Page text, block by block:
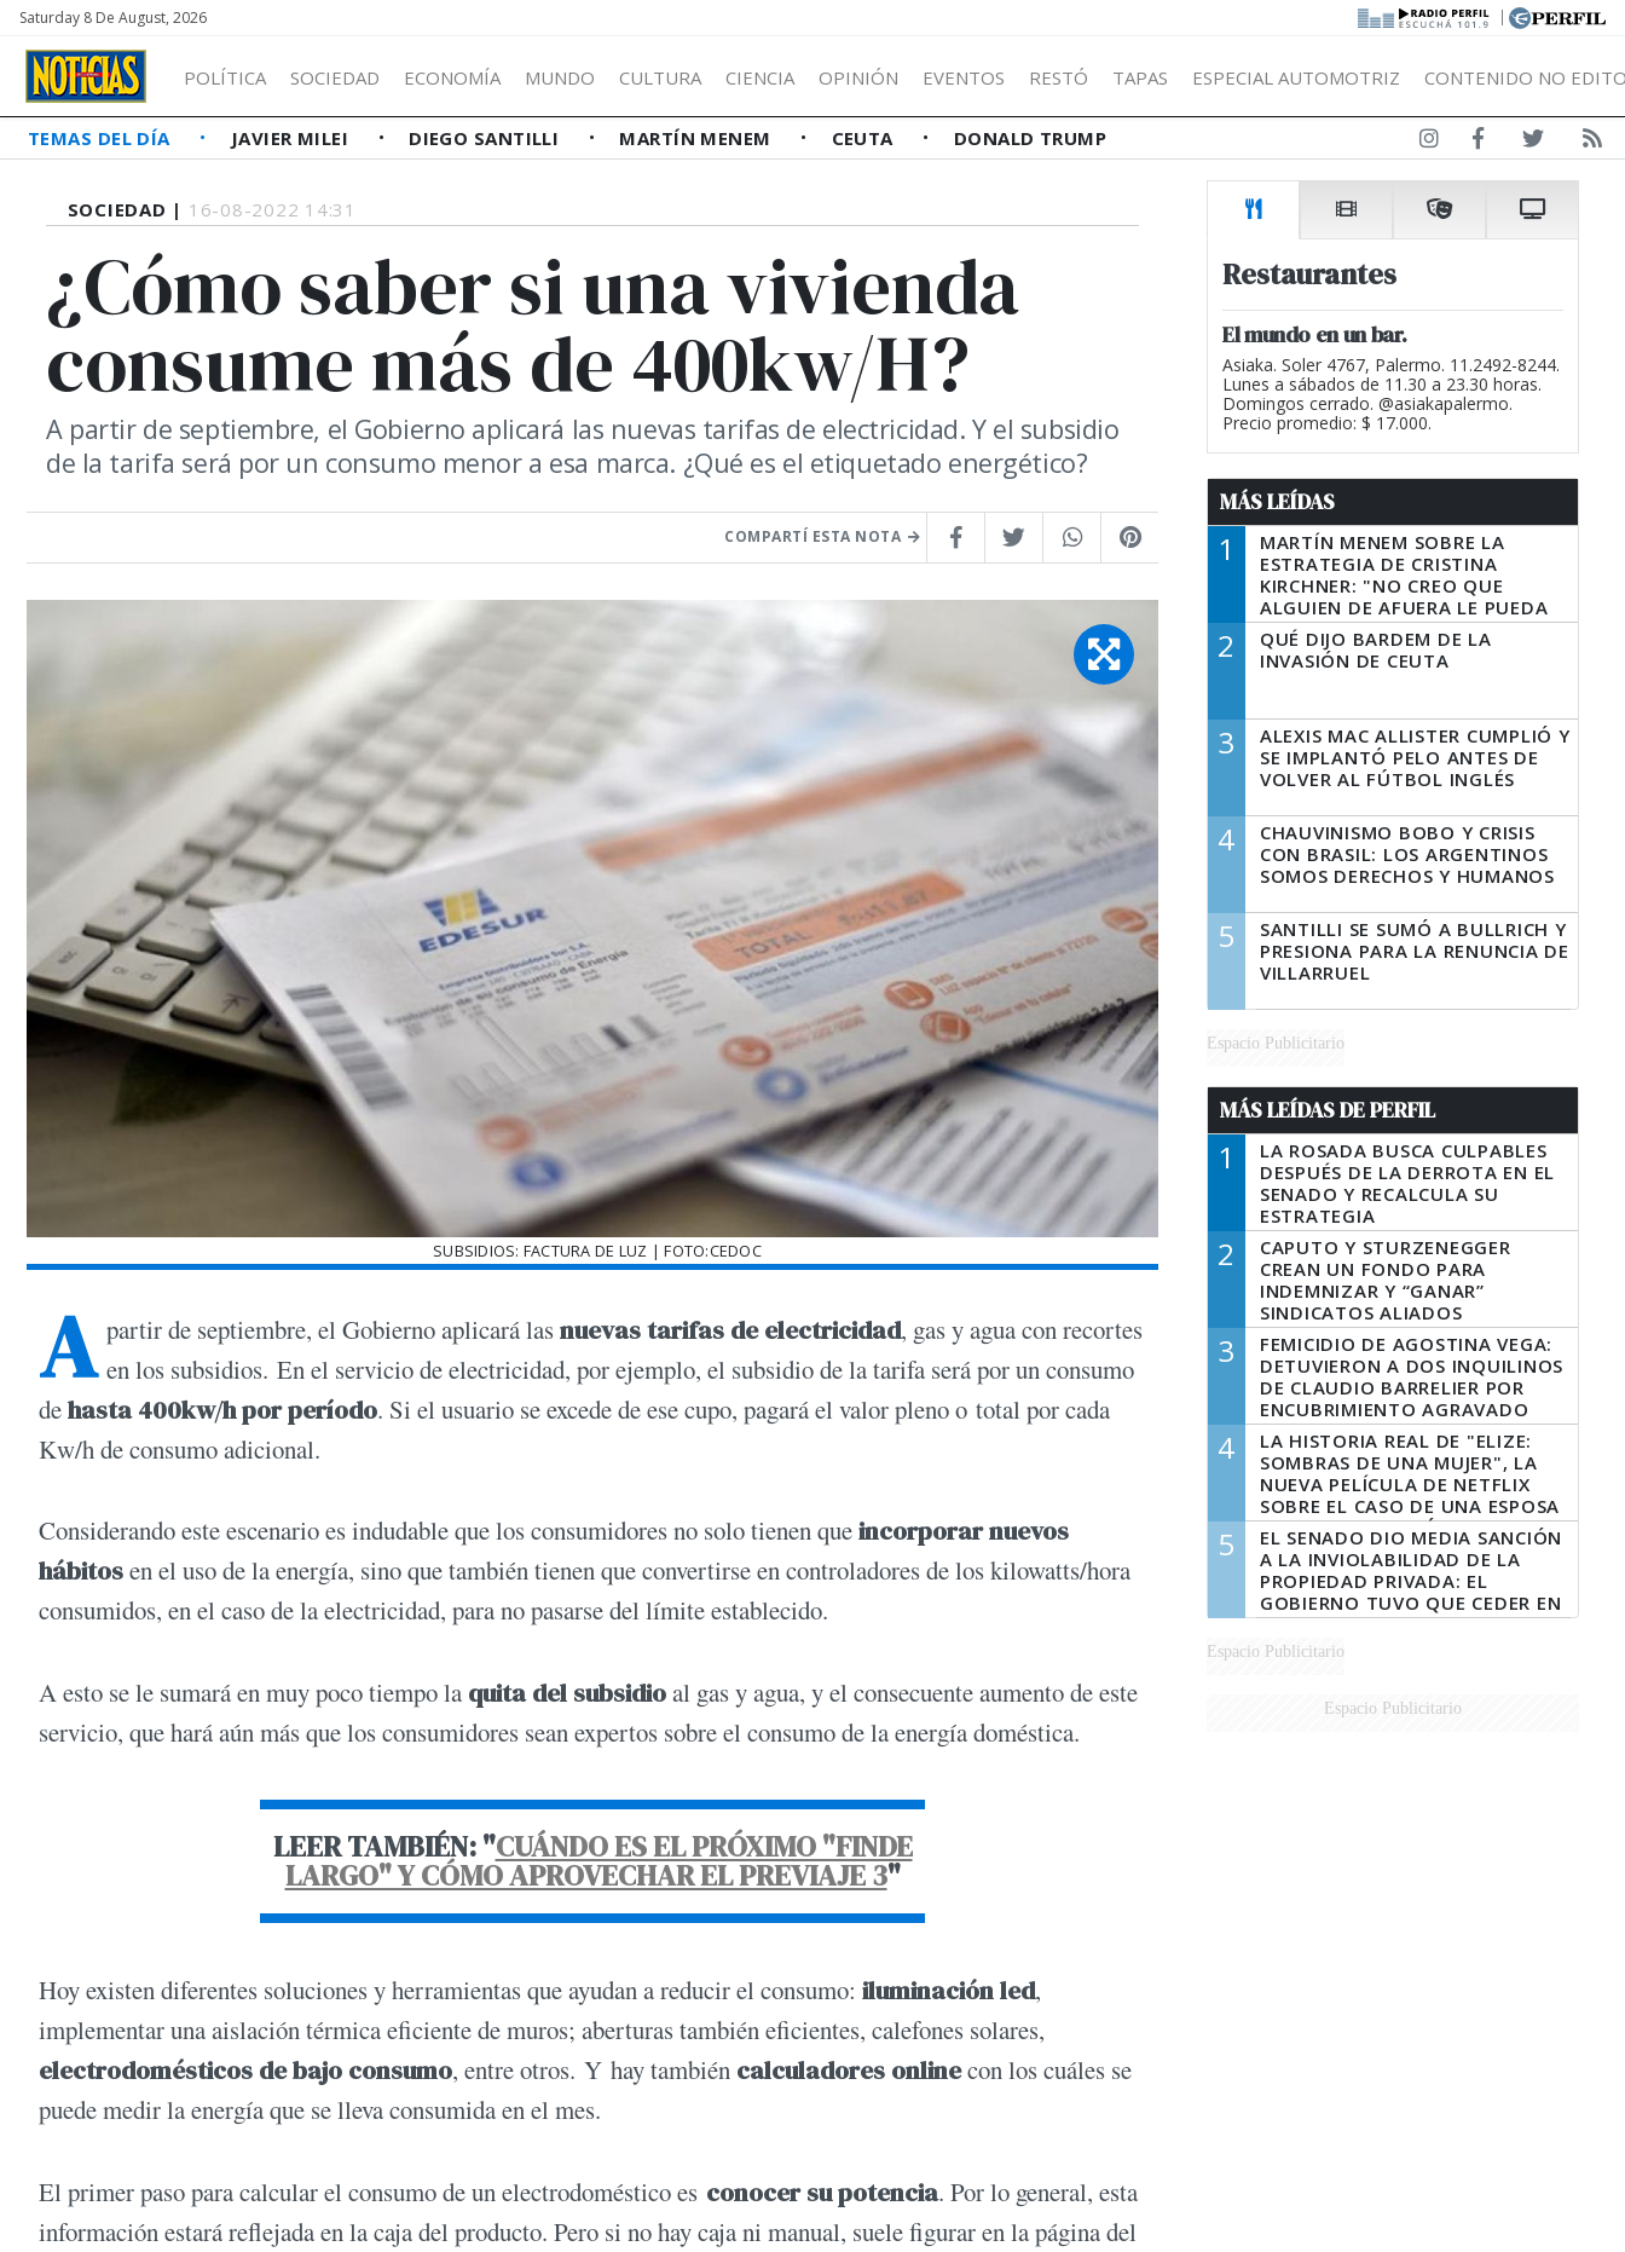
Saturday 8 De August, 2026 |
POLÍTICA SOCIEDAD ECONOMÍA MUNDO CULTURA CIENCIA OPINIÓN EVENTOS RESTÓ TAPAS ESPECIAL AUTOMOTRIZ CONTENIDO NO
TEMAS DEL DÍA JAVIER MILEI DIEGO SANTILLI MARTÍN MENEM CEUTA DONALD TRUMP
SOCIEDAD | 16-08-2022 14:31
¿Cómo saber si una vivienda
consume más de 400kw/H?
A partir de septiembre, el Gobierno aplicará las nuevas tarifas de electricidad. Y el subsidio
de la tarifa será por un consumo menor a esa marca. ¿Qué es el etiquetado energético?
COMPARTÍ ESTA NOTA
SUBSIDIOS: FACTURA DE LUZ | FOTO:CEDOC
A partir de septiembre, el Gobierno aplicará lasnuevas tarifas de electricidad, gas y agua con recortes
en los subsidios. En el servicio de electricidad, por ejemplo, el subsidio de la tarifa será por un consumo
dehasta 400kw/h por período. Si el usuario se excede de ese cupo, pagará el valor pleno o total por cada
Kw/h de consumo adicional.
Considerando este escenario es indudable que los consumidores no solo tienen queincorporar nuevos
hábitosen el uso de la energía, sino que también tienen que convertirse en controladores de los kilowatts/hora
consumidos, en el caso de la electricidad, para no pasarse del límite establecido.
A esto se le sumará en muy poco tiempo la quita del subsidioal gas y agua, y el consecuente aumento de este
servicio, que hará aún más que los consumidores sean expertos sobre el consumo de la energía doméstica.
LEER TAMBIÉN: "CUÁNDO ES EL PRÓXIMO "FINDE
LARGO" Y CÓMO APROVECHAR EL PREVIAJE 3"
Hoy existen diferentes soluciones y herramientas que ayudan a reducir el consumo: iluminación led,
implementar una aislación térmica eficiente de muros; aberturas también eficientes, calefones solares,
electrodomésticos de bajo consumo, entre otros. Y hay también calculadores onlinecon los cuáles se
puede medir la energía que se lleva consumida en el mes.
El primer paso para calcular el consumo de un electrodoméstico es conocer su potencia. Por lo general, esta
información estará reflejada en la caja del producto. Pero si no hay caja ni manual, suele figurar en la página del
Restaurantes
El mundo en un bar.
Asiaka. Soler 4767, Palermo. 11.2492-8244.
Lunes a sábados de 11.30 a 23.30 horas.
Domingos cerrado. @asiakapalermo.
Precio promedio: $ 17.000.
MÁS LEÍDAS
1
MARTÍN MENEM SOBRE LA
ESTRATEGIA DE CRISTINA
KIRCHNER: "NO CREO QUE
ALGUIEN DE AFUERA LE PUEDA
DECIR A LA JUSTICIA LO QUE
TIENE QUE HACER"
2
QUÉ DIJO BARDEM DE LA
INVASIÓN DE CEUTA
3
ALEXIS MAC ALLISTER CUMPLIÓ Y
SE IMPLANTÓ PELO ANTES DE
VOLVER AL FÚTBOL INGLÉS
4
CHAUVINISMO BOBO Y CRISIS
CON BRASIL: LOS ARGENTINOS
SOMOS DERECHOS Y HUMANOS
5
SANTILLI SE SUMÓ A BULLRICH Y
PRESIONA PARA LA RENUNCIA DE
VILLARRUEL
Espacio Publicitario
MÁS LEÍDAS DE PERFIL
1
LA ROSADA BUSCA CULPABLES
DESPUÉS DE LA DERROTA EN EL
SENADO Y RECALCULA SU
ESTRATEGIA
2
CAPUTO Y STURZENEGGER
CREAN UN FONDO PARA
INDEMNIZAR Y “GANAR”
SINDICATOS ALIADOS
3
FEMICIDIO DE AGOSTINA VEGA:
DETUVIERON A DOS INQUILINOS
DE CLAUDIO BARRELIER POR
ENCUBRIMIENTO AGRAVADO
4
LA HISTORIA REAL DE "ELIZE:
SOMBRAS DE UNA MUJER", LA
NUEVA PELÍCULA DE NETFLIX
SOBRE EL CASO DE UNA ESPOSA
QUE DESCUARTIZÓ A SU
MARIDO
5
EL SENADO DIO MEDIA SANCIÓN
A LA INVIOLABILIDAD DE LA
PROPIEDAD PRIVADA: EL
GOBIERNO TUVO QUE CEDER EN
LA LEY DEL MANEJO DEL FUEGO
Espacio Publicitario
Espacio Publicitario